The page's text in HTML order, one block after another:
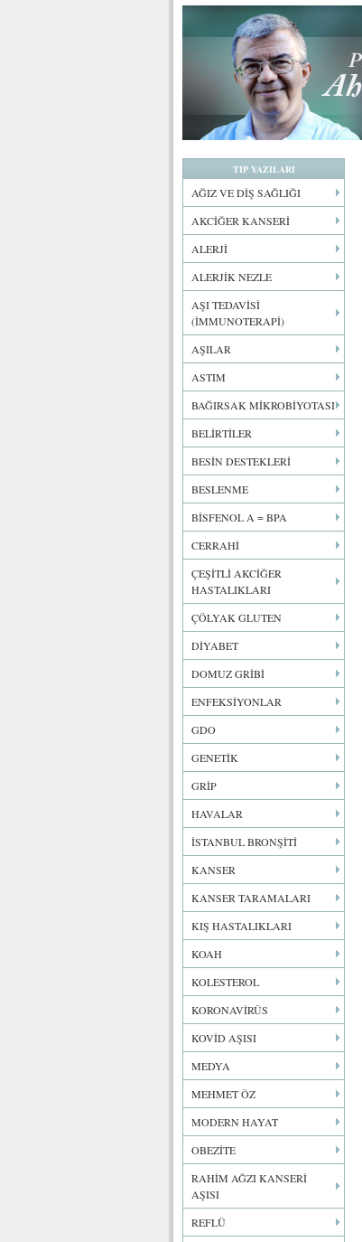
TIP YAZILARI
AĞIZ VE DİŞ SAĞLIĞI
AKCİĞER KANSERİ
ALERJİ
ALERJİK NEZLE
AŞI TEDAVİSİ
(İMMUNOTERAPİ)
AŞILAR
ASTIM
BAĞIRSAK MİKROBİYOTASI
BELİRTİLER
BESİN DESTEKLERİ
BESLENME
BİSFENOL A = BPA
CERRAHİ
ÇEŞİTLİ AKCİĞER
HASTALIKLARI
ÇÖLYAK GLUTEN
DİYABET
DOMUZ GRİBİ
ENFEKSİYONLAR
GDO
GENETİK
GRİP
HAVALAR
İSTANBUL BRONŞİTİ
KANSER
KANSER TARAMALARI
KIŞ HASTALIKLARI
KOAH
KOLESTEROL
KORONAVİRÜS
KOVİD AŞISI
MEDYA
MEHMET ÖZ
MODERN HAYAT
OBEZİTE
RAHİM AĞZI KANSERİ
AŞISI
REFLÜ